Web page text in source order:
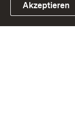
Akzeptieren